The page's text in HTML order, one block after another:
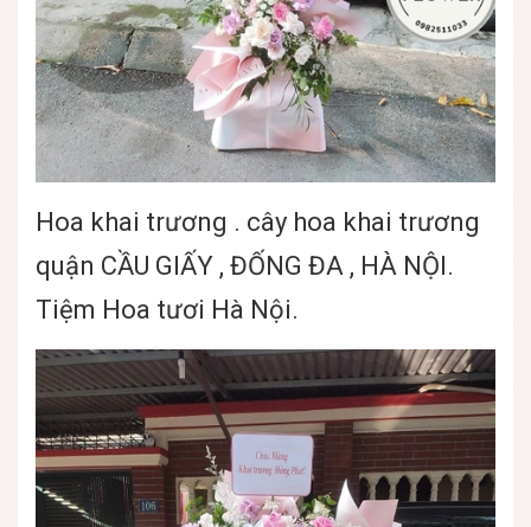
Hoa khai trương . cây hoa khai trương
quận CẦU GIẤY , ĐỐNG ĐA , HÀ NỘI.
Tiệm Hoa tươi Hà Nội.